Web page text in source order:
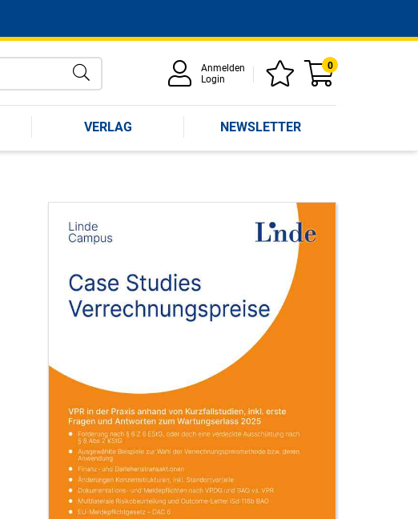
Anmelden
Login
0
VERLAG NEWSLETTER